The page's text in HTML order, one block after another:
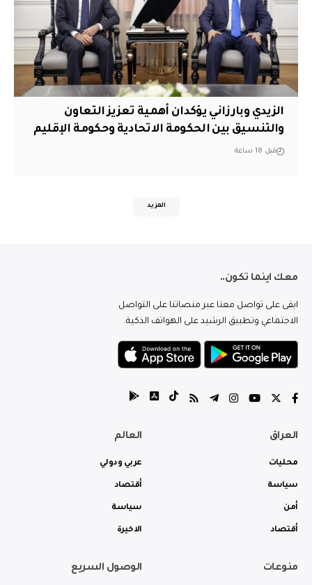
الزيدي وبارزاني يؤكدان أهمية تعزيز التعاون
والتنسيق بين الحكومة الاتحادية وحكومة الإقليم
قبل 18 ساعة
المزيد
معك اينما تكون..
ابقى على تواصل معنا عبر منصاتنا على التواصل
الاجتماعي وتطبيق الرشيد على الهواتف الذكية.
العراق
محليات
سياسة
أمن
أقتصاد
العالم
عربي ودولي
أقتصاد
سياسة
الاخيرة
منوعات الوصول السريع